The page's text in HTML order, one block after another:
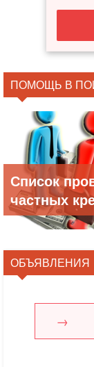
ПОМОЩЬ В
Список
частных
ОБЪЯВЛЕНИЯ